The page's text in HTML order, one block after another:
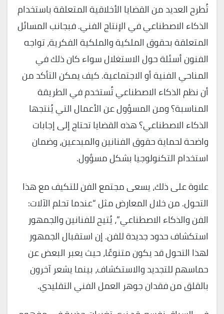
تُطرح العديد من القضايا الأخلاقية المتعلقة باستخدام
الذكاء الاصطناعي في الإنتاج الفني. فبجانب المسائل
المتعلقة بحقوق الملكية والملكية الفكرية، تواجه
الفنون أسئلة حول الاستغلال سواء كان ذلك في
المناحي الفنية أو الاجتماعية. كيف يمكن التأكد من
أن نظم الذكاء الاصطناعي تُستخدم في الطريقة
المناسبة؟ ومن المسؤول عن الأعمال التي يُنتجها
الذكاء الاصطناعي؟ هذه القضايا تحتاج إلى إجابات
واضحة لحماية حقوق الفنانين والمبدعين، وضمان
استخدام التكنولوجيا بشكل مسؤول.
علاوة على ذلك، يسعى مجتمع الفن للتكيف مع هذا
التحول. من خلال المعارض مثل “عندما تحلم الآلات:
الفن والذكاء الاصطناعي”، يُتيح للفنانين والجمهور
استكشاف حدود جديدة للفن. إن استقبال الجمهور
لهذا التحول قد يكون متنوعًا، حيث يعبر البعض عن
حماسهم للتجديد والاستكشاف، بينما يشعر آخرون
بالقلق من فقدان جوهر العمل الفني التقليدي.